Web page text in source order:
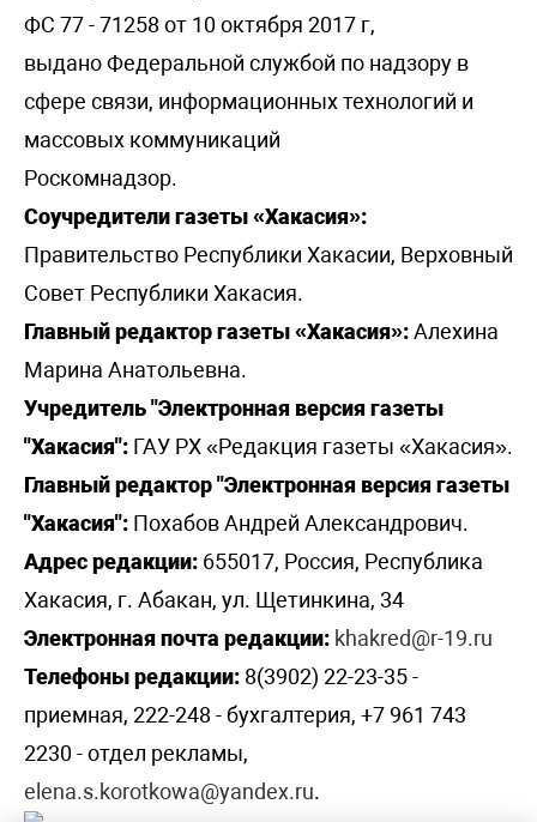
ФС 77 - 71258 от 10 октября 2017 г,
выдано Федеральной службой по надзору в
сфере связи, информационных технологий и
массовых коммуникаций
Роскомнадзор.
Соучредители газеты «Хакасия»:
Правительство Республики Хакасии, Верховный
Совет Республики Хакасия.
Главный редактор газеты «Хакасия»:Алехина
Марина Анатольевна.
Учредитель "Электронная версия газеты
"Хакасия": ГАУ РХ «Редакция газеты «Хакасия».
Главный редактор "Электронная версия газеты
"Хакасия": Похабов Андрей Александрович.
Адрес редакции: 655017, Россия, Республика
Хакасия, г. Абакан, ул. Щетинкина, 34
Электронная почта редакции: khakred@r-19.ru
Телефоны редакции: 8(3902) 22-23-35 -
приемная, 222-248 - бухгалтерия, +7 961 743
2230 - отдел рекламы,
elena.s.korotkowa@yandex.ru.